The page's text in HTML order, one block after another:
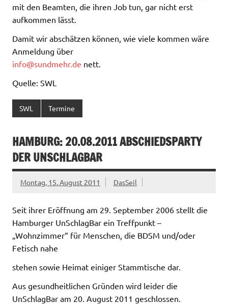
mit den Beamten, die ihren Job tun, gar nicht erst
aufkommen lässt.
Damit wir abschätzen können, wie viele kommen wäre
Anmeldung über
info@sundmehr.de nett.
Quelle: SWL
SWL Termine
HAMBURG: 20.08.2011 ABSCHIEDSPARTY
DER UNSCHLAGBAR
Montag, 15. August 2011 DasSeil
Seit ihrer Eröffnung am 29. September 2006 stellt die
Hamburger UnSchlagBar ein Treffpunkt –
„Wohnzimmer“ für Menschen, die BDSM und/oder
Fetisch nahe
stehen sowie Heimat einiger Stammtische dar.
Aus gesundheitlichen Gründen wird leider die
UnSchlagBar am 20. August 2011 geschlossen.